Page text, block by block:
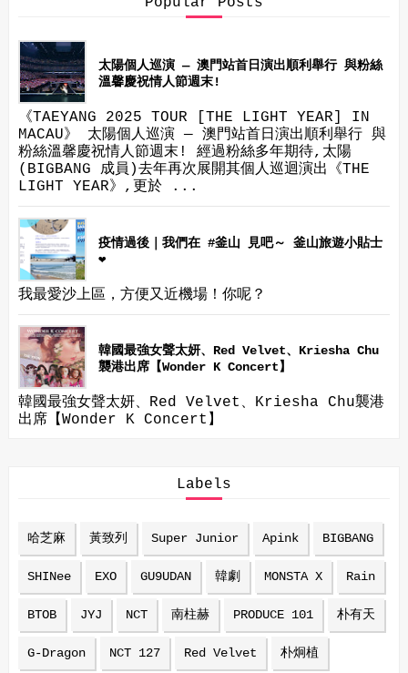
太陽個人巡演 — 澳門站首日演出順利舉行 與粉絲
溫馨慶祝情人節週末!
《TAEYANG 2025 TOUR [THE LIGHT YEAR] IN
MACAU》 太陽個人巡演 — 澳門站首日演出順利舉行 與
粉絲溫馨慶祝情人節週末! 經過粉絲多年期待,太陽
(BIGBANG 成員)去年再次展開其個人巡迴演出《THE
LIGHT YEAR》,更於 ...
疫情過後｜我們在 #釜山 見吧～ 釜山旅遊小貼士
❤
我最愛沙上區，方便又近機場！你呢？
韓國最強女聲太妍、Red Velvet、Kriesha Chu
襲港出席【Wonder K Concert】
韓國最強女聲太妍、Red Velvet、Kriesha Chu襲港
出席【Wonder K Concert】
Labels
哈芝麻 黃致列 Super Junior Apink BIGBANG
SHINee EXO GU9UDAN 韓劇 MONSTA X Rain
BTOB JYJ NCT 南柱赫 PRODUCE 101 朴有天
G-Dragon NCT 127 Red Velvet 朴炯植